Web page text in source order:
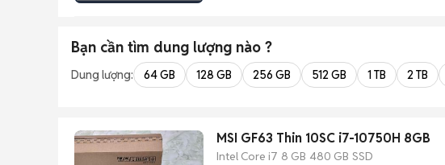
Bạn cần tìm dung lượng nào ?
Dung lượng: 64 GB 128 GB 256 GB 512 GB 1 TB 2 TB
MSI GF63 Thin 10SC i7-10750H 8GB
Intel Core i7 8 GB 480 GB SSD